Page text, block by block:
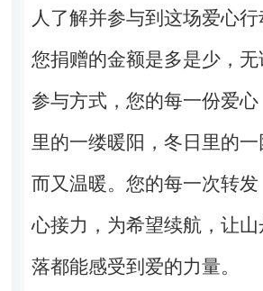
人了解并参与到这场爱心
您捐赠的金额是多是少，
参与方式，您的每一份爱心
里的一缕暖阳，冬日里的
而又温暖。您的每一次转
心接力，为希望续航，让山
落都能感受到爱的力量。